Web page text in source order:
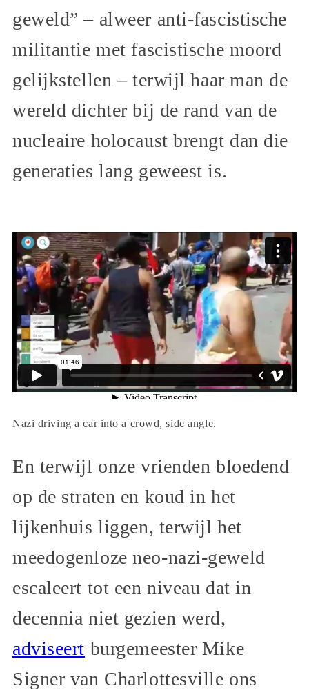
geweld” – alweer anti-fascistische
militantie met fascistische moord
gelijkstellen – terwijl haar man de
wereld dichter bij de rand van de
nucleaire holocaust brengt dan die
generaties lang geweest is.
Nazi driving a car into a crowd, side angle.
En terwijl onze vrienden bloedend
op de straten en koud in het
lijkenhuis liggen, terwijl het
meedogenloze neo-nazi-geweld
escaleert tot een niveau dat in
decennia niet gezien werd,
adviseert burgemeester Mike
Signer van Charlottesville ons